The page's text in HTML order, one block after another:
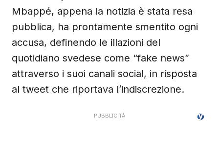
Mbappé, appena la notizia è stata resa
pubblica, ha prontamente smentito ogni
accusa, definendo le illazioni del
quotidiano svedese come “fake news”
attraverso i suoi canali social, in risposta
al tweet che riportava l’indiscrezione.